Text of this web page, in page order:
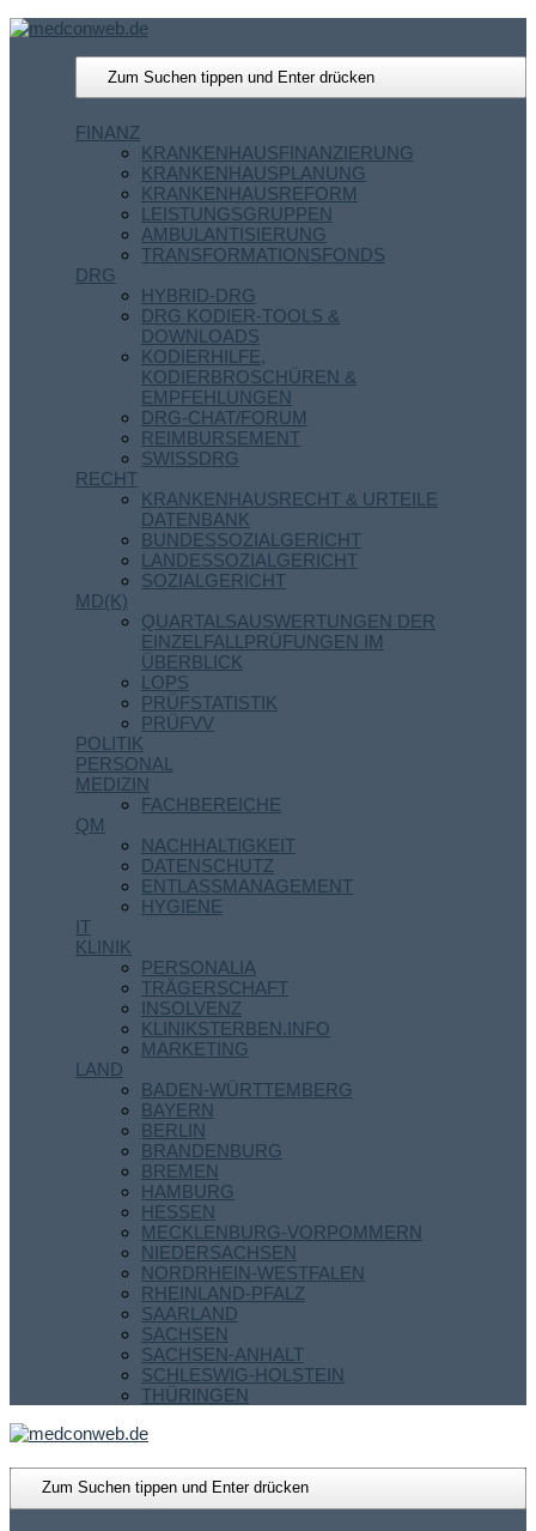
FINANZ
KRANKENHAUSFINANZIERUNG
KRANKENHAUSPLANUNG
KRANKENHAUSREFORM
LEISTUNGSGRUPPEN
AMBULANTISIERUNG
TRANSFORMATIONSFONDS
DRG
HYBRID-DRG
DRG KODIER-TOOLS &
DOWNLOADS
KODIERHILFE,
KODIERBROSCHÜREN &
EMPFEHLUNGEN
DRG-CHAT/FORUM
REIMBURSEMENT
SWISSDRG
RECHT
KRANKENHAUSRECHT & URTEILE
DATENBANK
BUNDESSOZIALGERICHT
LANDESSOZIALGERICHT
SOZIALGERICHT
MD(K)
QUARTALSAUSWERTUNGEN DER
EINZELFALLPRÜFUNGEN IM
ÜBERBLICK
LOPS
PRÜFSTATISTIK
PRÜFVV
POLITIK
PERSONAL
MEDIZIN
FACHBEREICHE
QM
NACHHALTIGKEIT
DATENSCHUTZ
ENTLASSMANAGEMENT
HYGIENE
IT
KLINIK
PERSONALIA
TRÄGERSCHAFT
INSOLVENZ
KLINIKSTERBEN.INFO
MARKETING
LAND
BADEN-WÜRTTEMBERG
BAYERN
BERLIN
BRANDENBURG
BREMEN
HAMBURG
HESSEN
MECKLENBURG-VORPOMMERN
NIEDERSACHSEN
NORDRHEIN-WESTFALEN
RHEINLAND-PFALZ
SAARLAND
SACHSEN
SACHSEN-ANHALT
SCHLESWIG-HOLSTEIN
THÜRINGEN